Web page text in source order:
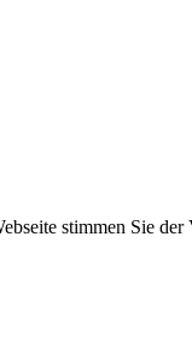
stimmen Sie